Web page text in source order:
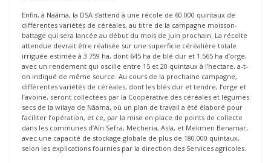
Enfin, à Naâma, la DSA s’attend à une récole de 60.000 quintaux de
différentes variétés de céréales, au titre de la campagne moisson-
battage qui sera lancée au début du mois de juin prochain. La récolte
attendue devrait être réalisée sur une superficie céréalière totale
irriguée estimée à 3.759 ha, dont 645 ha de blé dur et 1.565 ha d’orge,
avec un rendement qui oscille entre 15 et 20 quintaux à l’hectare, a-t-
on indiqué de même source. Au cours de la prochaine campagne,
différentes variétés de céréales, dont les blés dur et tendre, l’orge et
l’avoine, seront collectées par la Coopérative des céréales et légumes
secs de la wilaya de Nâama, où un plan de travail a été élaboré pour
faciliter l’opération, et ce, par la mise en place de points de collecte
dans les communes d’Aïn Sefra, Mecheria, Asla, et Mekmen Benamar,
avec une capacité de stockage globale de plus de 180.000 quintaux,
selon les explications fournies par la direction des Services agricoles.